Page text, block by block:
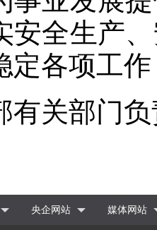
安全生产
定各项工
关部门负
央企网站 媒体网站